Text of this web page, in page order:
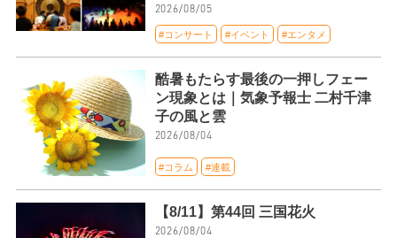
2026/08/05
#コンサート #イベント #エンタメ
酷暑もたらす最後の一押しフェー
ン現象とは｜気象予報士 二村千津
子の風と雲
2026/08/04
#コラム #連載
【8/11】第44回 三国花火
2026/08/04